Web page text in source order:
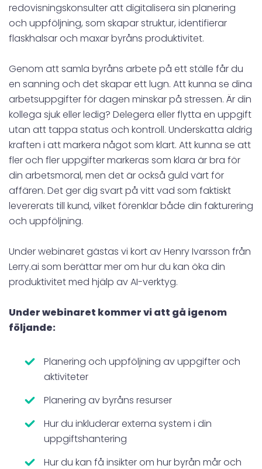
redovisningskonsulter att digitalisera sin planering
och uppföljning, som skapar struktur, identifierar
flaskhalsar och maxar byråns produktivitet.
Genom att samla byråns arbete på ett ställe får du
en sanning och det skapar ett lugn. Att kunna se dina
arbetsuppgifter för dagen minskar på stressen. Är din
kollega sjuk eller ledig? Delegera eller flytta en uppgift
utan att tappa status och kontroll. Underskatta aldrig
kraften i att markera något som klart. Att kunna se att
fler och fler uppgifter markeras som klara är bra för
din arbetsmoral, men det är också guld värt för
affären. Det ger dig svart på vitt vad som faktiskt
levererats till kund, vilket förenklar både din fakturering
och uppföljning.
Under webinaret gästas vi kort av Henry Ivarsson från
Lerry.ai som berättar mer om hur du kan öka din
produktivitet med hjälp av AI-verktyg.
Under webinaret kommer vi att gå igenom
följande:
Planering och uppföljning av uppgifter och
aktiviteter
Planering av byråns resurser
Hur du inkluderar externa system i din
uppgiftshantering
Hur du kan få insikter om hur byrån mår och